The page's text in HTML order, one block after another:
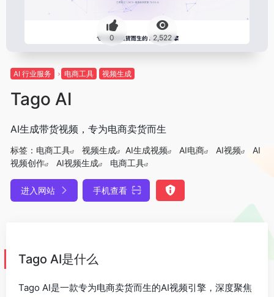
0 2,522
AI 行业服务 电商工具 视频生成
Tago AI
AI生成带货视频，专为电商卖货而生
标签： 电商工具 视频生成 AI生成视频 AI电商 AI视频
AI
视频创作
AI视频生成 电商工具
进入网站 手机查看
Tago AI是什么
Tago AI是一款专为电商卖货而生的AI视频引擎，深度聚焦